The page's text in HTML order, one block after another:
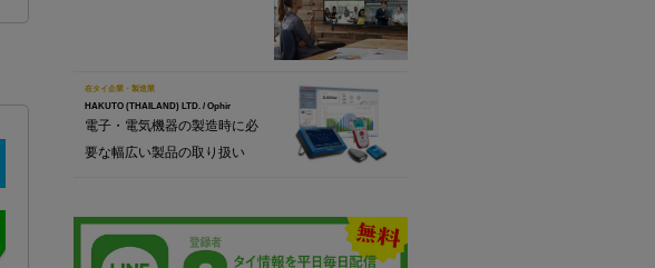
在タイ企業・製造業
HAKUTO (THAILAND) LTD. / Ophir
電子・電気機器の製造時に必
要な幅広い製品の取り扱い